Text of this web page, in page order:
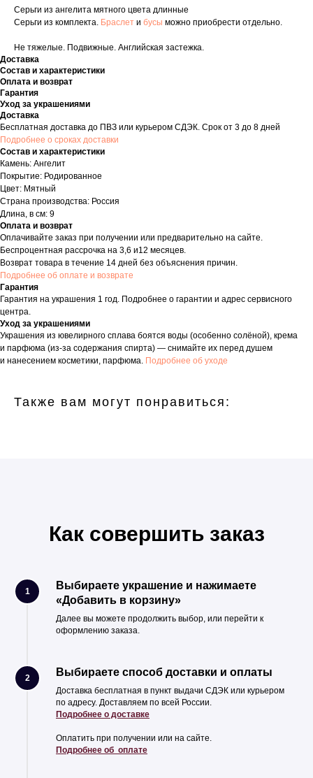
Серьги из ангелита мятного цвета длинные
Серьги из комплекта. Браслет и бусы можно приобрести отдельно.
Не тяжелые. Подвижные. Английская застежка.
Доставка
Состав и характеристики
Оплата и возврат
Гарантия
Уход за украшениями
Доставка
Бесплатная доставка до ПВЗ или курьером СДЭК. Срок от 3 до 8 дней
Подробнее о сроках доставки
Состав и характеристики
Камень: Ангелит
Покрытие: Родированное
Цвет: Мятный
Страна производства: Россия
Длина, в см: 9
Оплата и возврат
Оплачивайте заказ при получении или предварительно на сайте.
Беспроцентная рассрочка на 3,6 и12 месяцев.
Возврат товара в течение 14 дней без объяснения причин.
Подробнее об оплате и возврате
Гарантия
Гарантия на украшения 1 год. Подробнее о гарантии и адрес сервисного
центра.
Уход за украшениями
Украшения из ювелирного сплава боятся воды (особенно солёной), крема
и парфюма (из-за содержания спирта) — снимайте их перед душем
и нанесением косметики, парфюма. Подробнее об уходе
Также вам могут понравиться:
Как совершить заказ
1
Выбираете украшение и нажимаете
«Добавить в корзину»
Далее вы можете продолжить выбор, или перейти к
оформлению заказа.
2 Выбираете способ доставки и оплаты
Доставка бесплатная в пункт выдачи СДЭК или курьером
по адресу. Доставляем по всей России.
Подробнее о доставке
Оплатить при получении или на сайте.
Подробнее об оплате